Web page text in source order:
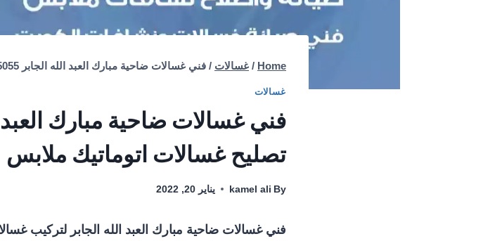
Home
/ غسالات / فني غسالات ضاحية مبارك العبد الله الجابر 98025055 تصليح غسالات اتوماتيك ملابس
غسالات
تصليح غسالات اتوماتيك ملابس
By
kamel ali يناير 20, 2022
فني غسالات ضاحية مبارك العبد الله الجابر لتركيب